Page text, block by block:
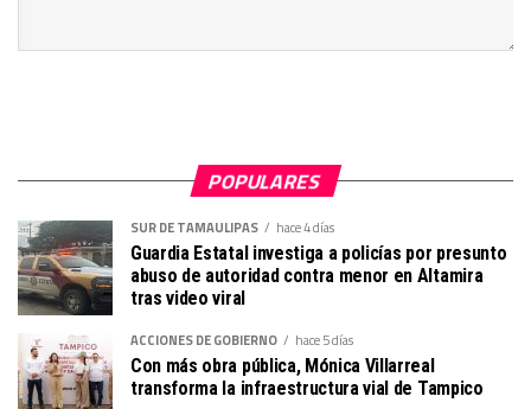
POPULARES
SUR DE TAMAULIPAS hace 4 días
Guardia Estatal investiga a policías por presunto
abuso de autoridad contra menor en Altamira
tras video viral
ACCIONES DE GOBIERNO hace 5 días
Con más obra pública, Mónica Villarreal
transforma la infraestructura vial de Tampico